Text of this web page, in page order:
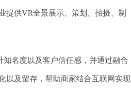
提供VR全景展示、策划、拍摄、制
名度以及客户信任感，并通过融合
以及留存，帮助商家结合互联网实现